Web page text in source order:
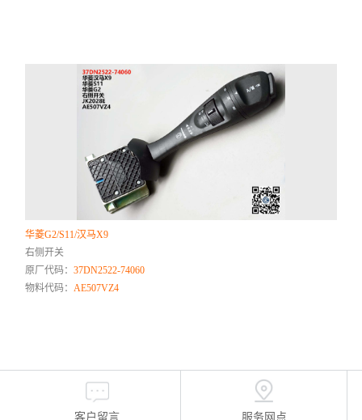
华菱G2/S11/汉马X9
右侧开关
原厂代码：37DN2522-74060
物料代码： AE507VZ4
客户留言 服务网点